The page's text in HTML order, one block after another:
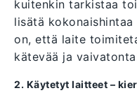
kuitenkin tarkistaa
lisätä
on, että laite
kätevää ja
2. Käytetyt laitteet –